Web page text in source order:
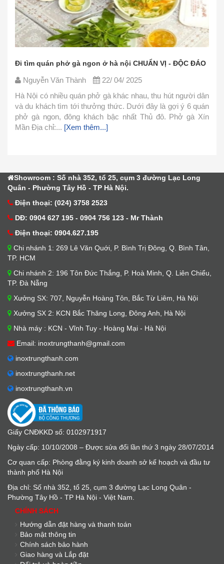
Các nguyên liệu nấu phở bò đơn giản, dễ tìm - CỰC
CHUẨN
Nguyễn Văn Thành
22/ 04/ 2025
Phở là món ăn thơm ngon nhưng lại khá đơn giản trong
cách chế biến. Hôm nay mình xin chia sẻ cách nấu phở
đơn giản này và cùng vào bếp làm ngay với mình nhé.
Showroom : Số nhà 352, tổ 25, cụm 3 đường Lạc Long
Quân - Phường Tây Hồ - TP Hà Nội.
Điện thoại: (024) 3758 2523
DĐ: 0904 627 195 - 0904 756 123 - Mr Thành
Điện thoại: 0904.627.195
Chi nhánh 1: 269 Lê Văn Quới, P. Bình Trị Đông, Q. Bình Tân,
TP. HCM
Chi nhánh 2: 196 Tôn Đức Thắng, P. Hoà Minh, Q. Liên Chiểu,
TP. Đà Nẵng
Xưởng SX: 707, Nguyễn Hoàng Tôn, Bắc Từ Liêm, Hà Nội
Xưởng SX 2: KCN Bắc Thăng Long, Đông Anh, Hà Nội
Nhà máy : KCN - Vĩnh Tuy - Hoàng Mại - Hà Nội
Email: inoxtrungthanh@gmail.com
inoxtrungthanh.com
inoxtrungthanh.net
inoxtrungthanh.vn
Giấy CNĐKKD số: 0102971917
Ngày cấp: 10/10/2008 – Được sửa đổi lần thứ 3 ngày 28/07/2014
Cơ quan cấp: Phòng đằng ký kinh doanh sở kế hoạch và đầu tư
thành phố Hà Nội
Địa chỉ: Số nhà 352, tổ 25, cụm 3 đường Lạc Long Quân -
Phường Tây Hồ - TP Hà Nội - Việt Nam.
CHÍNH SÁCH
Hướng dẫn đặt hàng và thanh toán
Bảo mật thông tin
Chính sách bảo hành
Giao hàng và Lắp đặt